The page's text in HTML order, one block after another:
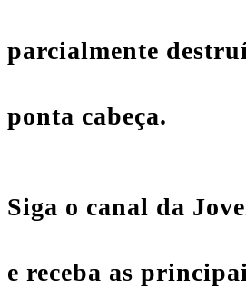
parcialmente
ponta cabeça.
Siga o canal da
e receba as